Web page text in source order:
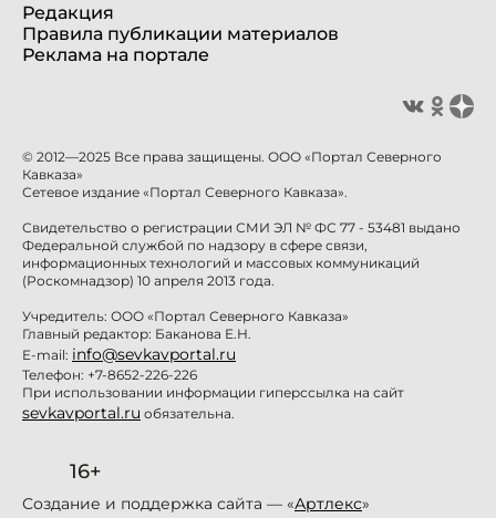
Редакция
Правила публикации материалов
Реклама на портале
© 2012—2025 Все права защищены. ООО «Портал Северного
Кавказа»
Сетевое издание «Портал Северного Кавказа».
Свидетельство о регистрации СМИ ЭЛ № ФС 77 - 53481 выдано
Федеральной службой по надзору в сфере связи,
информационных технологий и массовых коммуникаций
(Роскомнадзор) 10 апреля 2013 года.
Учредитель: ООО «Портал Северного Кавказа»
Главный редактор: Баканова Е.Н.
E-mail: info@sevkavportal.ru
Телефон: +7-8652-226-226
При использовании информации гиперссылка на сайт
sevkavportal.ru обязательна.
16+
Создание и поддержка сайта — «Артлекс»